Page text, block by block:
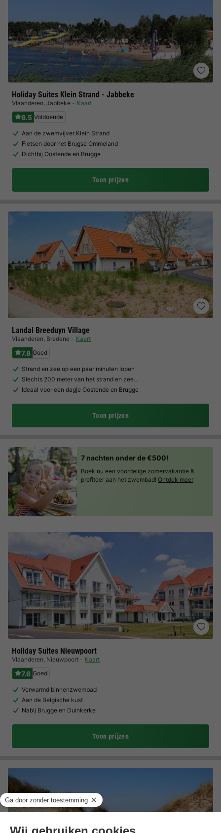
Holiday Suites Klein Strand - Jabbeke
Vlaanderen, Jabbeke Kaart
6.5 Voldoende
Aan de zwemvijver Klein Strand
Fietsen door het Brugse Ommeland
Dichtbij Oostende en Brugge
Toon prijzen
Landal Breeduyn Village
Vlaanderen, Bredene Kaart
7.8 Goed
Strand en zee op een paar minuten lopen
Slechts 200 meter van het strand en zee…
Ideaal voor een dagje Oostende en Brugge
Toon prijzen
Holiday Suites Nieuwpoort
Vlaanderen, Nieuwpoort Kaart
7.6 Goed
Verwarmd binnenzwembad
Aan de Belgische kust
Nabij Brugge en Duinkerke
Toon prijzen
7 nachten onder de €500!
Boek nu een voordelige zomervakantie &
profiteer aan het zwembad! Ontdek meer